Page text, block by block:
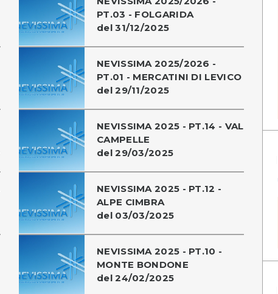
PT.03 - FOLGARIDA
del 31/12/2025
NEVISSIMA 2025/2026 -
PT.01 - MERCATINI DI LEVICO
del 29/11/2025
NEVISSIMA 2025 - PT.14 - VAL
CAMPELLE
del 29/03/2025
NEVISSIMA 2025 - PT.12 -
ALPE CIMBRA
del 03/03/2025
NEVISSIMA 2025 - PT.10 -
MONTE BONDONE
del 24/02/2025